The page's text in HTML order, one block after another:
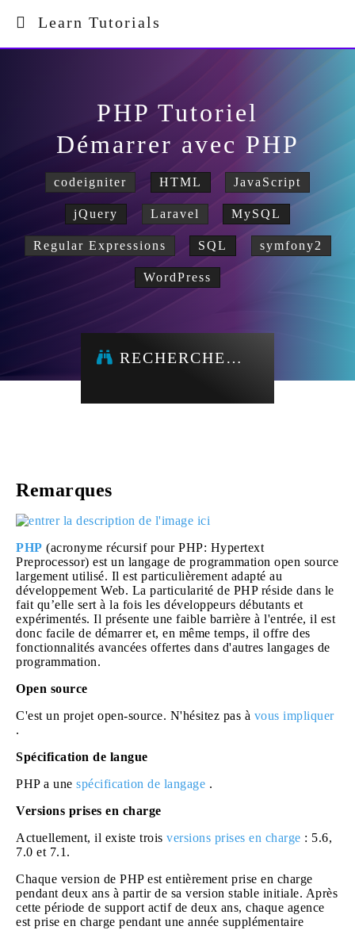
Learn Tutorials
PHP Tutoriel
Démarrer avec PHP
codeigniter HTML JavaScript
jQuery Laravel MySQL
Regular Expressions SQL symfony2
WordPress
RECHERCHE…
Remarques
PHP (acronyme récursif pour PHP: Hypertext
Preprocessor) est un langage de programmation open source
largement utilisé. Il est particulièrement adapté au
développement Web. La particularité de PHP réside dans le
fait qu’elle sert à la fois les développeurs débutants et
expérimentés. Il présente une faible barrière à l'entrée, il est
donc facile de démarrer et, en même temps, il offre des
fonctionnalités avancées offertes dans d'autres langages de
programmation.
Open source
C'est un projet open-source. N'hésitez pas à vous impliquer
.
Spécification de langue
PHP a une spécification de langage .
Versions prises en charge
Actuellement, il existe trois versions prises en charge : 5.6,
7.0 et 7.1.
Chaque version de PHP est entièrement prise en charge
pendant deux ans à partir de sa version stable initiale. Après
cette période de support actif de deux ans, chaque agence
est prise en charge pendant une année supplémentaire